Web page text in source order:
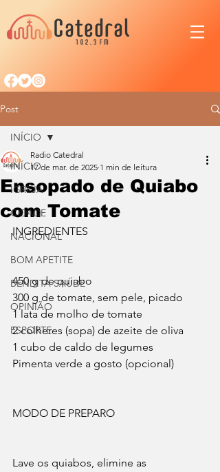
Post
INÍCIO
IGREJA
CIDADE
NACIONAL
BOM APETITE
BENDITA SAÚDE
OPINIÃO
ESPORTE
INÍCIO
Ensopado de Quiabo
com Tomate
Radio Catedral
17 de mar. de 2025 1 min de leitura
INGREDIENTES
450 g de quiabo
300 g de tomate, sem pele, picado
1 lata de molho de tomate
2 colheres (sopa) de azeite de oliva
1 cubo de caldo de legumes
Pimenta verde a gosto (opcional)
MODO DE PREPARO
Lave os quiabos, elimine as